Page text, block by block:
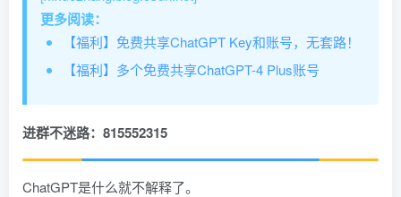
更多阅读：
【福利】免费共享ChatGPT Key和账号，无套路！
【福利】多个免费共享ChatGPT-4 Plus账号
进群不迷路：815552315
ChatGPT是什么就不解释了。